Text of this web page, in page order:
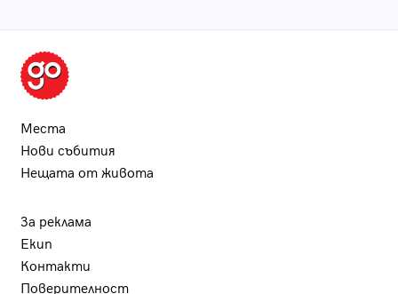
Места
Нови събития
Нещата от живота
За реклама
Екип
Контакти
Поверителност